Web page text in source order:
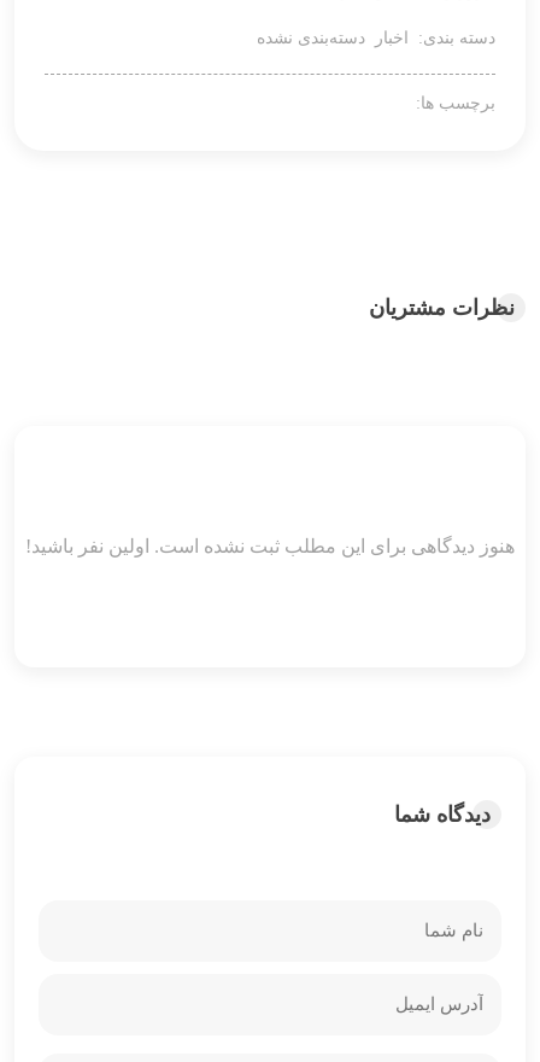
دسته بندی: اخبار دسته‌بندی نشده
برچسب ها:
نظرات مشتریان
هنوز دیدگاهی برای این مطلب ثبت نشده است. اولین نفر باشید!
دیدگاه شما